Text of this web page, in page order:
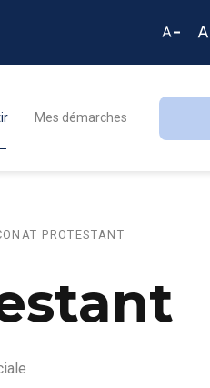
Mes démarches
PROTESTANT